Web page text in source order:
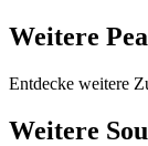
Weitere
Entdecke weitere
Weitere